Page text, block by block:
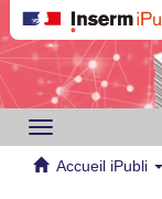
Toggle
navigation
Accueil iPubli